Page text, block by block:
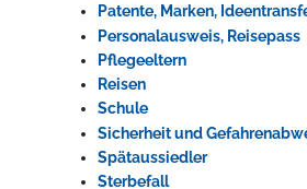
Erleben in Hockenheim
Spaß unter prickelnden Wasserfällen, das
Wellenbecken oder doch lieber die pure
Patente, Marken,
Personalausweis, Reisepass
Pflegeeltern
Reisen
Schule
Sicherheit und
Spätaussiedler
Sterbefall